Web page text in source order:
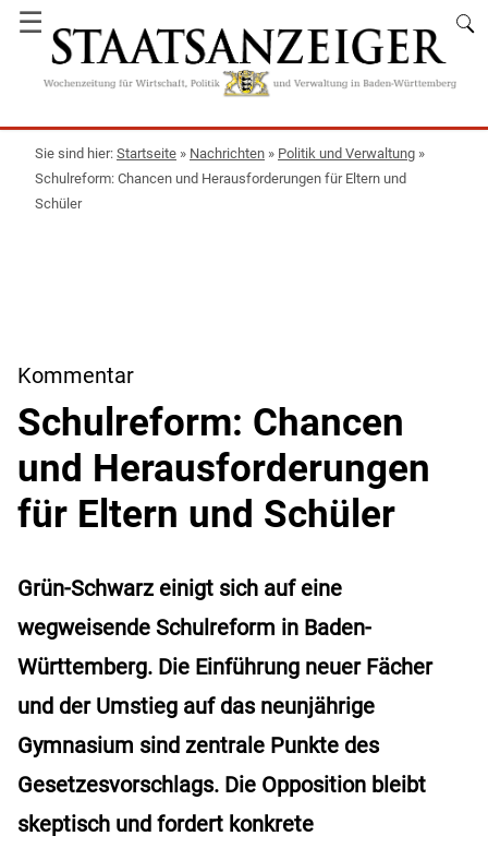
☰
Startseite » Nachrichten » Politik und Verwaltung »
Schulreform: Chancen und Herausforderungen für Eltern und
Schüler
Kommentar
Schulreform: Chancen
und Herausforderungen
für Eltern und Schüler
Grün-Schwarz einigt sich auf eine
wegweisende Schulreform in Baden-
Württemberg. Die Einführung neuer Fächer
und der Umstieg auf das neunjährige
Gymnasium sind zentrale Punkte des
Gesetzesvorschlags. Die Opposition bleibt
skeptisch und fordert konkrete